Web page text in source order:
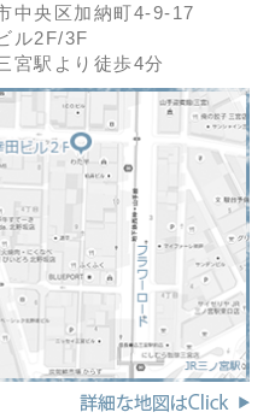
中央区加納町4-9-17
ル2F/3F
宮駅より徒歩4分